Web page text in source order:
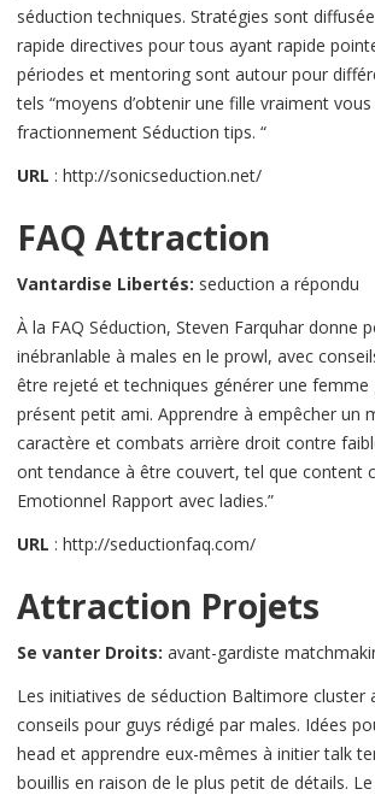
séduction techniques. Stratégies sont
rapide directives pour tous ayant rapide
périodes et mentoring sont autour pour
tels “moyens d’obtenir une fille vraiment
fractionnement Séduction tips. “
URL : http://sonicseduction.net/
FAQ Attraction
Vantardise Libertés: seduction a répondu
À la FAQ Séduction, Steven Farquhar donne
inébranlable à males en le prowl, avec
être rejeté et techniques générer une femme
présent petit ami. Apprendre à empêcher un
caractère et combats arrière droit contre
ont tendance à être couvert, tel que content
Emotionnel Rapport avec ladies.”
URL : http://seductionfaq.com/
Attraction Projets
Se vanter Droits: avant-gardiste
Les initiatives de séduction Baltimore cluster
conseils pour guys rédigé par males. Idées
head et apprendre eux-mêmes à initier talk
bouillis en raison de le plus petit de détails.